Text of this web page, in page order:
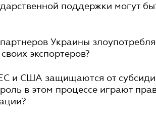
поддержки могут
Украины
экспортеров?
и США защищаются от
в этом процессе играют